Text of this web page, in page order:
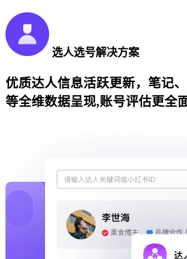
选人选号解决方案
优质达人信息活跃更新，笔记
等全维数据呈现,账号评估更全